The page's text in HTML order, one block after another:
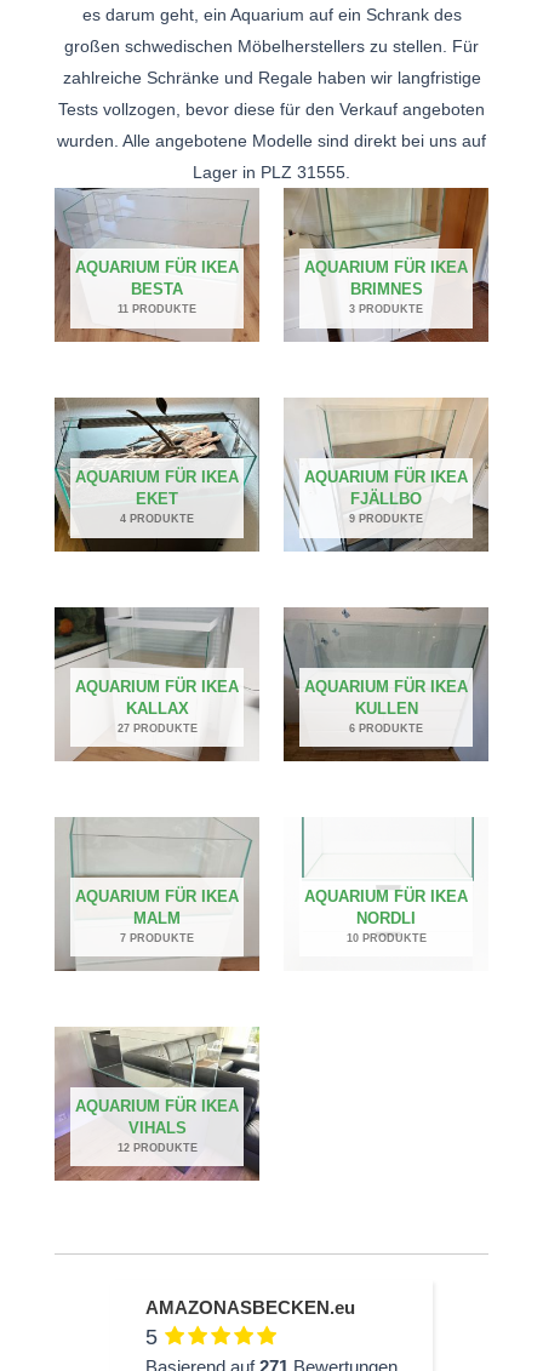
es darum geht, ein Aquarium auf ein Schrank des
großen schwedischen Möbelherstellers zu stellen. Für
zahlreiche Schränke und Regale haben wir langfristige
Tests vollzogen, bevor diese für den Verkauf angeboten
wurden. Alle angebotene Modelle sind direkt bei uns auf
Lager in PLZ 31555.
AQUARIUM FÜR IKEA
BESTA
11 PRODUKTE
AQUARIUM FÜR IKEA
BRIMNES
3 PRODUKTE
AQUARIUM FÜR IKEA
EKET
4 PRODUKTE
AQUARIUM FÜR IKEA
FJÄLLBO
9 PRODUKTE
AQUARIUM FÜR IKEA
KALLAX
27 PRODUKTE
AQUARIUM FÜR IKEA
KULLEN
6 PRODUKTE
AQUARIUM FÜR IKEA
MALM
7 PRODUKTE
AQUARIUM FÜR IKEA
NORDLI
10 PRODUKTE
AQUARIUM FÜR IKEA
VIHALS
12 PRODUKTE
AMAZONASBECKEN.eu
5
Basierend auf271 Bewertungen